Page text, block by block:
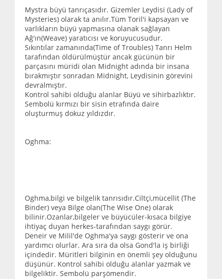
Mystra büyü tanrıçasıdır. Gizemler Leydisi (Lady of
Mysteries) olarak ta anılır.Tüm Toril'i kapsayan ve
varlıkların büyü yapmasına olanak sağlayan
Ağ'ın(Weave) yaratıcısı ve koruyucusudur.
Sıkıntılar zamanında(Time of Troubles) Tanrı Helm
tarafından öldürülmüştür ancak gücünün bir
parçasını müridi olan Midnight adında bir insana
bırakmıştır sonradan Midnight, Leydisinin görevini
devralmıştır.
Kontrol sahibi olduğu alanlar Büyü ve sihirbazlıktır.
Sembolü kırmızı bir sisin etrafında daire
oluşturmuş dokuz yıldızdır.
Oghma:
Oghma,bilgi ve bilgelik tanrısıdır.Ciltçi,mücellit (The
Binder) veya Bilge olan(The Wise One) olarak
bilinir.Ozanlar,bilgeler ve büyücüler-kısaca bilgiye
ihtiyaç duyan herkes-tarafından saygı görür.
Deneir ve Milil'de Oghma'ya saygı gösterir ve ona
yardımcı olurlar. Ara sıra da olsa Gond'la iş birliği
içindedir. Müritleri bilginin en önemli şey olduğunu
düşünür. Kontrol sahibi olduğu alanlar yazmak ve
bilgeliktir. Sembolü parşömendir.